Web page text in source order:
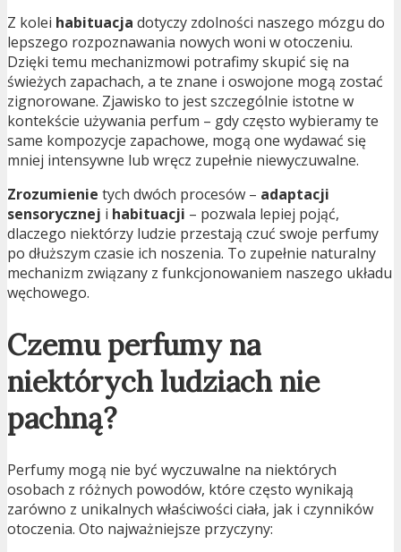
Z kolei habituacja dotyczy zdolności naszego mózgu do
lepszego rozpoznawania nowych woni w otoczeniu.
Dzięki temu mechanizmowi potrafimy skupić się na
świeżych zapachach, a te znane i oswojone mogą zostać
zignorowane. Zjawisko to jest szczególnie istotne w
kontekście używania perfum – gdy często wybieramy te
same kompozycje zapachowe, mogą one wydawać się
mniej intensywne lub wręcz zupełnie niewyczuwalne.
Zrozumienie tych dwóch procesów – adaptacji
sensorycznej i habituacji – pozwala lepiej pojąć,
dlaczego niektórzy ludzie przestają czuć swoje perfumy
po dłuższym czasie ich noszenia. To zupełnie naturalny
mechanizm związany z funkcjonowaniem naszego układu
węchowego.
Czemu perfumy na
niektórych ludziach nie
pachną?
Perfumy mogą nie być wyczuwalne na niektórych
osobach z różnych powodów, które często wynikają
zarówno z unikalnych właściwości ciała, jak i czynników
otoczenia. Oto najważniejsze przyczyny: